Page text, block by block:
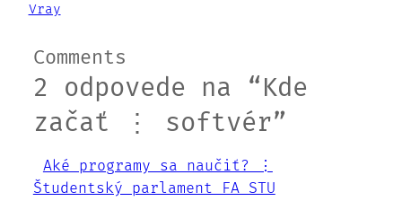
Vray
Comments
2 odpovede na “Kde
začať ⋮ softvér”
Aké programy sa naučiť? ⋮
Študentský parlament FA STU